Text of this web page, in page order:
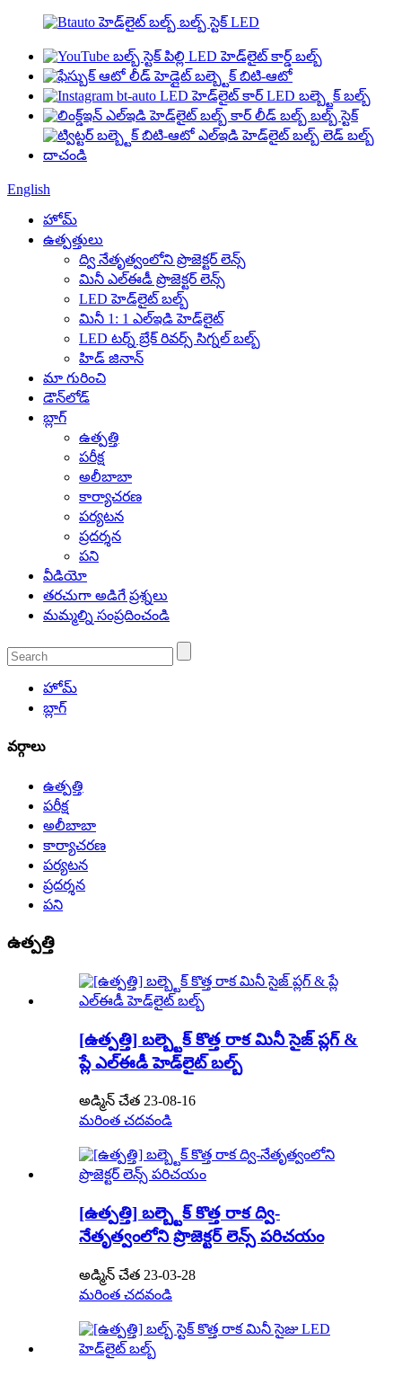
English
హోమ్
ఉత్పత్తులు
ద్వి నేతృత్వంలోని ప్రొజెక్టర్ లెన్స్
మినీ ఎల్‌ఈడీ ప్రొజెక్టర్ లెన్స్
LED హెడ్‌లైట్ బల్బ్
మినీ 1: 1 ఎల్‌ఇడి హెడ్‌లైట్
LED టర్న్ బ్రేక్ రివర్స్ సిగ్నల్ బల్బ్
హిడ్ జినాన్
మా గురించి
డౌన్‌లోడ్
బ్లాగ్
ఉత్పత్తి
పరీక్ష
అలీబాబా
కార్యాచరణ
పర్యటన
ప్రదర్శన
పని
వీడియో
తరచుగా అడిగే ప్రశ్నలు
మమ్మల్ని సంప్రదించండి
హోమ్
బ్లాగ్
వర్గాలు
ఉత్పత్తి
పరీక్ష
అలీబాబా
కార్యాచరణ
పర్యటన
ప్రదర్శన
పని
ఉత్పత్తి
[ఉత్పత్తి] బల్బ్టెక్ కొత్త రాక మినీ సైజ్ ప్లగ్ &
ప్లే ఎల్‌ఈడీ హెడ్‌లైట్ బల్బ్
అడ్మిన్ చేత 23-08-16
మరింత చదవండి
[ఉత్పత్తి] బల్బ్టెక్ కొత్త రాక ద్వి-
నేతృత్వంలోని ప్రొజెక్టర్ లెన్స్ పరిచయం
అడ్మిన్ చేత 23-03-28
మరింత చదవండి